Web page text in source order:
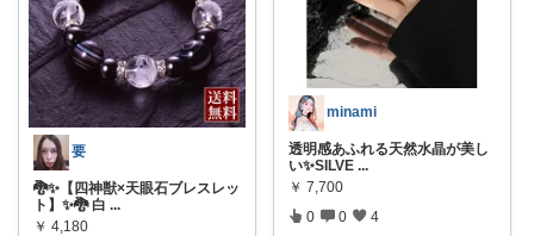
要
🐉✨【四神獣×天眼石ブレスレッ
ト】✨🐉 白 ...
￥ 4,180
minami
透明感あふれる天然水晶が美し
い✨SILVE ...
￥ 7,700
0 0 4